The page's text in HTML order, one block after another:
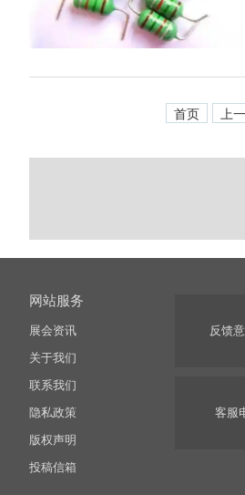
首页 上
网站服务
展会资讯
关于我们
联系我们
隐私政策
版权声明
投稿信箱
反馈意
客服